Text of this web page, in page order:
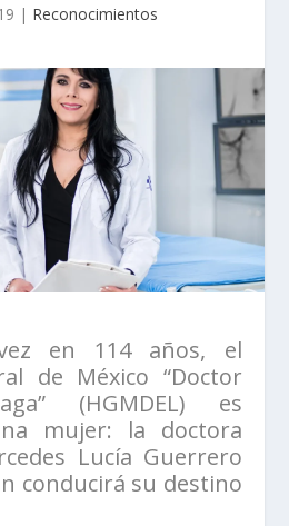
| Reconocimientos
en 114 años, el
de México “Doctor
(HGMDEL) es
mujer: la doctora
Lucía Guerrero
conducirá su destino